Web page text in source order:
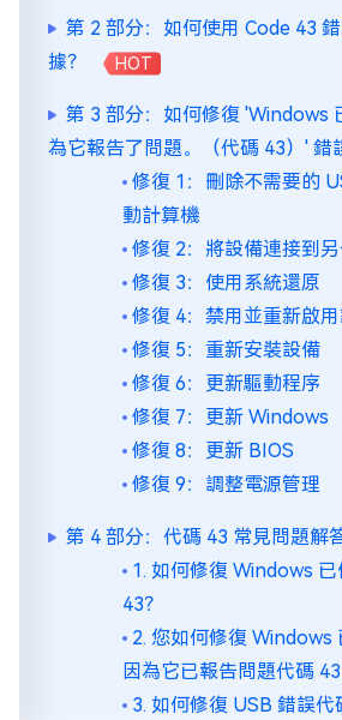
第 2 部分：如何使用 Code 43
據？
HOT
第 3 部分：如何修復 'Windows
為它報告了問題。（代碼 43）' 錯
修復 1：刪除不需要的
動計算機
修復 2：將設備連接到
修復 3：使用系統還原
修復 4：禁用並重新啟
修復 5：重新安裝設備
修復 6：更新驅動程序
修復 7：更新 Windows
修復 8：更新 BIOS
修復 9：調整電源管理
第 4 部分：代碼 43 常見問題解
1. 如何修復 Windows
43？
2. 您如何修復 Windows
因為它已報告問題代碼 43
3. 如何修復 USB 錯誤代